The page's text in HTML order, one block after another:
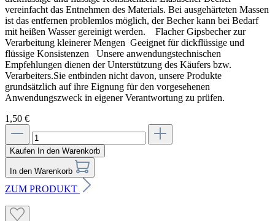
vereinfacht das Entnehmen des Materials. Bei ausgehärteten Massen
ist das entfernen problemlos möglich, der Becher kann bei Bedarf
mit heißen Wasser gereinigt werden. Flacher Gipsbecher zur
Verarbeitung kleinerer Mengen Geeignet für dickflüssige und
flüssige Konsistenzen Unsere anwendungstechnischen
Empfehlungen dienen der Unterstützung des Käufers bzw.
Verarbeiters.Sie entbinden nicht davon, unsere Produkte
grundsätzlich auf ihre Eignung für den vorgesehenen
Anwendungszweck in eigener Verantwortung zu prüfen.
1,50 €
Kaufen In den Warenkorb
In den Warenkorb
ZUM PRODUKT